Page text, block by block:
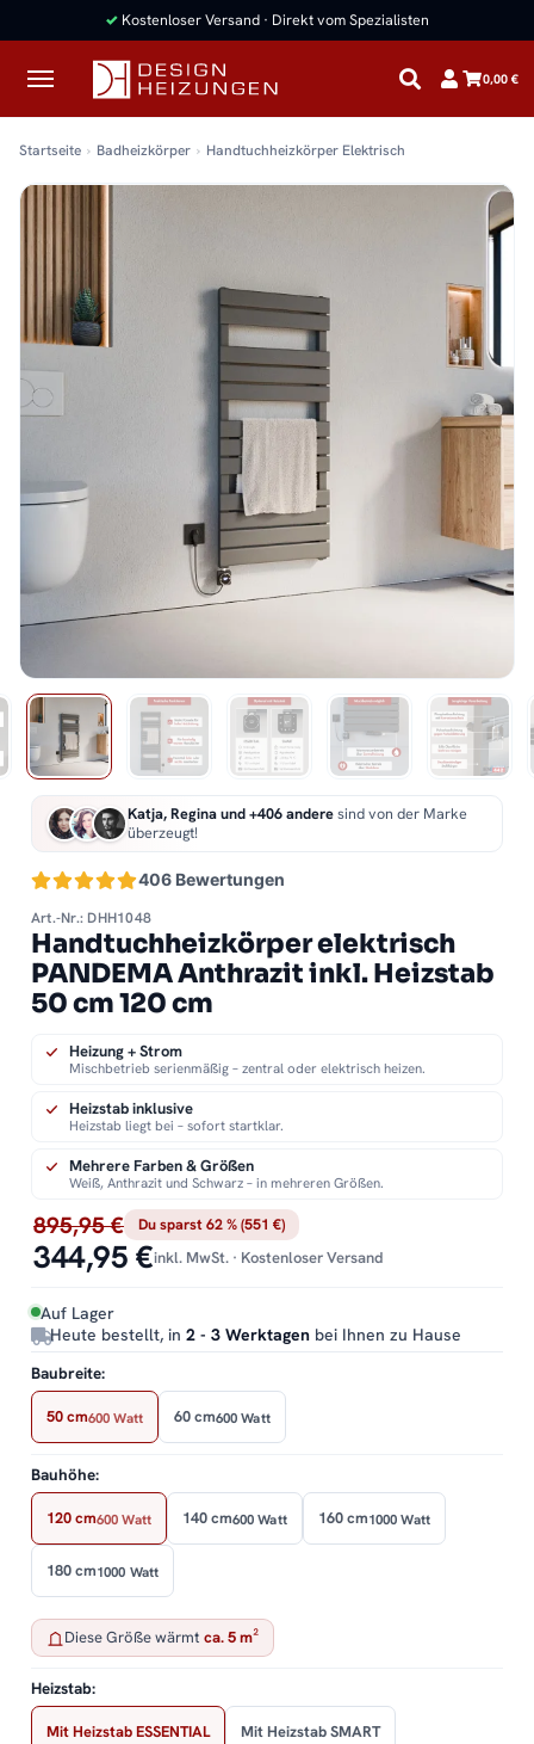
✓ Kostenloser Versand · Direkt vom Spezialisten
0,00 €
Startseite Badheizkörper Handtuchheizkörper Elektrisch
406 Bewertungen
Katja, Regina und +406 anderesind von der Marke
überzeugt!
Art.-Nr.: DHH1048
Handtuchheizkörper elektrisch
PANDEMA Anthrazit inkl. Heizstab
50 cm 120 cm
895,95 € Du sparst 62 % (551 €)
344,95 €inkl. MwSt. · Kostenloser Versand
Auf Lager
Heute bestellt, in 2 - 3 Werktagen bei Ihnen zu Hause
Heizung + Strom
Mischbetrieb serienmäßig – zentral oder elektrisch heizen.
Heizstab inklusive
Heizstab liegt bei – sofort startklar.
Mehrere Farben & Größen
Weiß, Anthrazit und Schwarz – in mehreren Größen.
Baubreite:
50 cm600 Watt 60 cm600 Watt
Bauhöhe:
120 cm600 Watt 140 cm600 Watt 160 cm1000 Watt
180 cm1000 Watt
Diese Größe wärmt ca. 5 m²
Heizstab:
Mit Heizstab ESSENTIAL Mit Heizstab SMART